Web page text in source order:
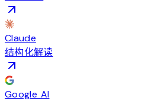
Claude
结构化解读
Google AI